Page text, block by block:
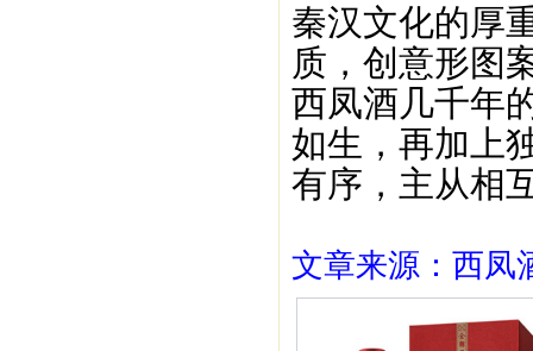
秦汉文化的厚
质，创意形图
西凤酒几千年
如生，再加上
有序，主从相
文章来源：西凤